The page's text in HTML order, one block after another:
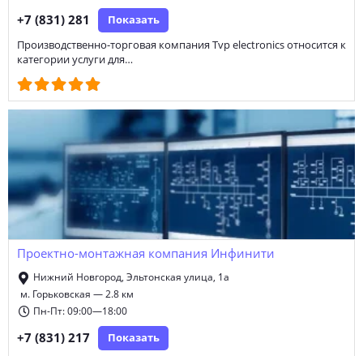
+7 (831) 281 Показать
Производственно-торговая компания Tvp electronics относится к
категории услуги для…
Проектно-монтажная компания Инфинити
Нижний Новгород, Эльтонская улица, 1а
м. Горьковская — 2.8 км
Пн-Пт: 09:00—18:00
+7 (831) 217 Показать